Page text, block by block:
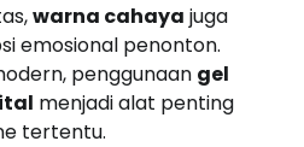
warna cahaya juga
emosional penonton.
penggunaan gel
menjadi alat penting
tertentu.